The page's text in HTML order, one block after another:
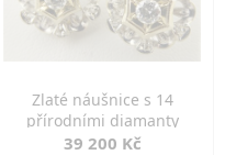
Zlaté náušnice s 14
přírodními diamanty
39 200 Kč